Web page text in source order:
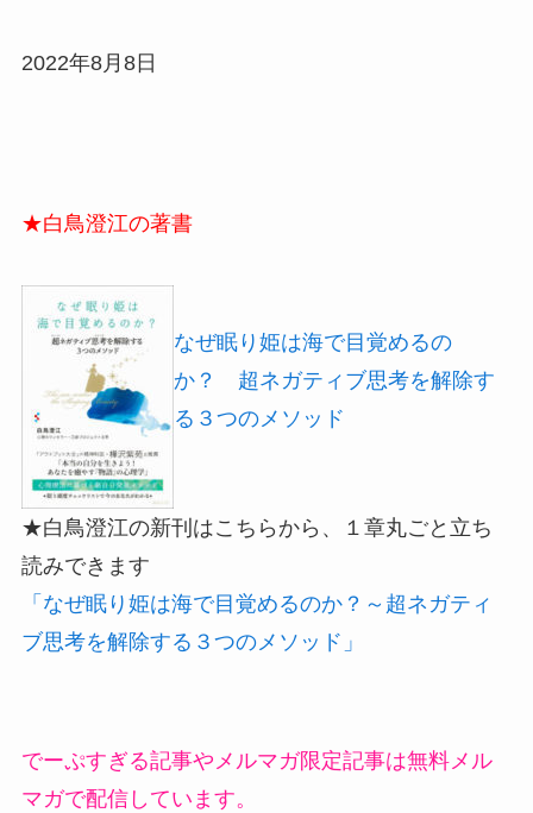
2022年8月8日
★白鳥澄江の著書
なぜ眠り姫は海で目覚めるの
か？ 超ネガティブ思考を解除す
る３つのメソッド
★白鳥澄江の新刊はこちらから、１章丸ごと立ち
読みできます
「なぜ眠り姫は海で目覚めるのか？～超ネガティ
ブ思考を解除する３つのメソッド」
でーぷすぎる記事やメルマガ限定記事は無料メル
マガで配信しています。